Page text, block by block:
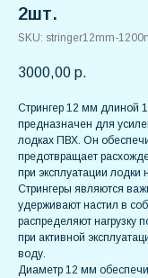
2шт.
SKU: stringer12mm-
3000,00 р.
Стрингер 12 мм длиной
предназначен для
лодках ПВХ. Он
предотвращает
при эксплуатации лодки
Стрингеры являются
удерживают настил в
распределяют нагрузку
при активной
воду.
Диаметр 12 мм